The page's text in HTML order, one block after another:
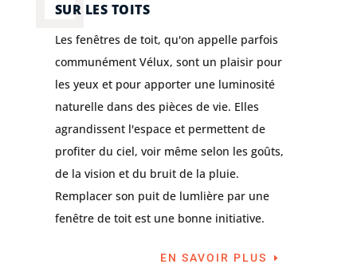
SUR LES TOITS
Les fenêtres de toit, qu'on appelle parfois
communément Vélux, sont un plaisir pour
les yeux et pour apporter une luminosité
naturelle dans des pièces de vie. Elles
agrandissent l'espace et permettent de
profiter du ciel, voir même selon les goûts,
de la vision et du bruit de la pluie.
Remplacer son puit de lumlière par une
fenêtre de toit est une bonne initiative.
EN SAVOIR PLUS